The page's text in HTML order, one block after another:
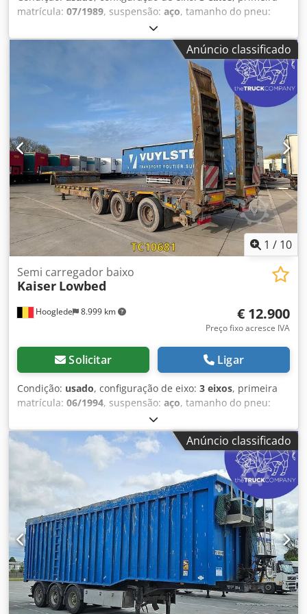
matrícula: 07/1989, suspensão: aço, tamanho do pneu:
, Ano de fabrico:
Configuração dos eixos Medida dos pneus: 235/75 R17.5
Travões: travões de tambor Suspensão: feixe de molas Eixo
traseiro 1: perfil do pneu esquerdo: 60%; perfil do pneu
direito: 40% Eixo traseiro 2: perfil do pneu esquerdo: 80%;
perfil do pneu direito: 80% Eixo traseiro 3: perfil do pneu
esquerdo: 45%; perfil do pneu direito: 50% Pesos Peso em
vazio: 9.400 kg Carga útil: 24.600 kg Peso bruto total:
34.000 kg Condição Credpjzrbphjfx Anqsf Danos: nenhum
Anúncio classificado
1 / 10
Hooglede 8.999 km
Semi carregador baixo
Kaiser Lowbed
€ 12.900
Preço fixo acresce IVA
Solicitar Ligar
Condição: usado, configuração de eixo: 3 eixos, primeira
matrícula: 06/1994, suspensão: aço, tamanho do pneu:
, Ano de fabrico:
dos eixos Medida dos pneus: 9.5r17.5 Travões: travões de
tambor Suspensão: suspensão de feixe de molas Eixo
traseiro 1: rodagem dupla; profundidade do piso pneu
esquerdo interior: 3 mm; pneu esquerdo exterior: 8 mm;
pneu direito interior: 3 mm; pneu direito exterior: 5 mm
Eixo traseiro 2: rodagem dupla; profundidade do piso
pneu esquerdo interior: 6 mm; pneu esquerdo exterior: 6
mm; pneu direito interior: 6 mm; pneu direito exterior: 6
mm Eixo traseiro 3: rodagem dupla; direcional;
profundidade do piso pneu esquerdo interior: 3 mm; pneu
esquerdo exterior: 3 mm; pneu direito interior: 2 mm;
pneu direito exterior: 2 mm Pesos Peso em vazio: 10.350 kg
Capacidade de carga: 39.650 kg Peso bruto total: 50.000 kg
Anúncio classificado